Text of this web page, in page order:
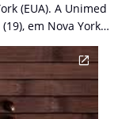
(EUA). A Unimed
em Nova York…